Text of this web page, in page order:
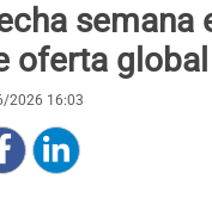
semana
oferta global
2026 16:03